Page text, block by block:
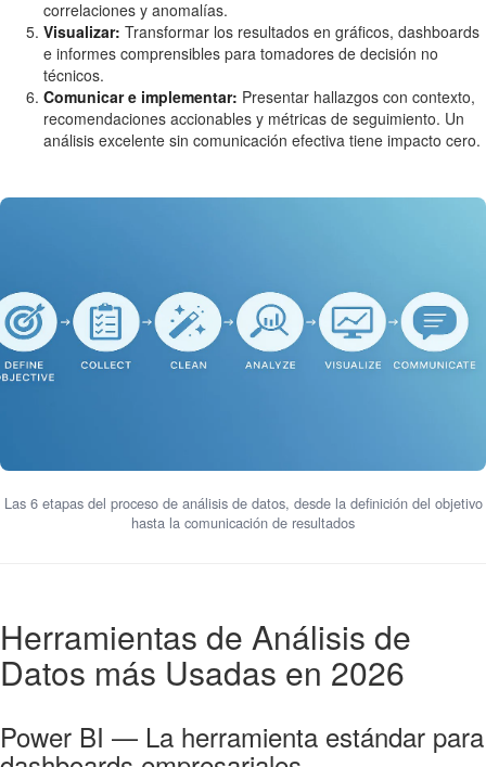
correlaciones y anomalías.
Visualizar: Transformar los resultados en gráficos, dashboards
e informes comprensibles para tomadores de decisión no
técnicos.
Comunicar e implementar: Presentar hallazgos con contexto,
recomendaciones accionables y métricas de seguimiento. Un
análisis excelente sin comunicación efectiva tiene impacto cero.
Las 6 etapas del proceso de análisis de datos, desde la definición del objetivo
hasta la comunicación de resultados
Herramientas de Análisis de
Datos más Usadas en 2026
Power BI — La herramienta estándar para